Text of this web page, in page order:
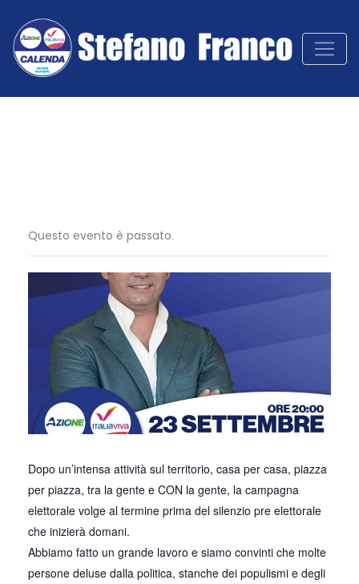
Questo evento è passato.
Dopo un’intensa attività sul territorio, casa per casa, piazza
per piazza, tra la gente e CON la gente, la campagna
elettorale volge al termine prima del silenzio pre elettorale
che inizierà domani.
Abbiamo fatto un grande lavoro e siamo convinti che molte
persone deluse dalla politica, stanche dei populismi e degli